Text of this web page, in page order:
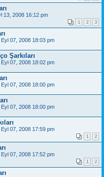
13, 2008 16:12 pm
1 2 3
Eyl 07, 2008 18:03 pm
Şarkıları
Eyl 07, 2008 18:02 pm
Eyl 07, 2008 18:00 pm
Eyl 07, 2008 18:00 pm
Eyl 07, 2008 17:59 pm
1 2
Eyl 07, 2008 17:52 pm
1 2